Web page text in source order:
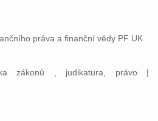
práva a finanční vědy PF UK
zákonů , judikatura, právo |